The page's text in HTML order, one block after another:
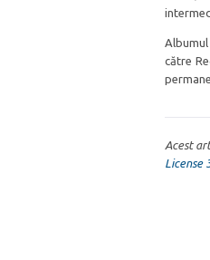
către
Acest
License